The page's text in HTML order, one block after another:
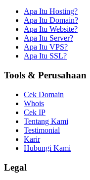
Apa Itu Hosting?
Apa Itu Domain?
Apa Itu Website?
Apa Itu Server?
Apa Itu VPS?
Apa Itu SSL?
Tools & Perusahaan
Cek Domain
Whois
Cek IP
Tentang Kami
Testimonial
Karir
Hubungi Kami
Legal